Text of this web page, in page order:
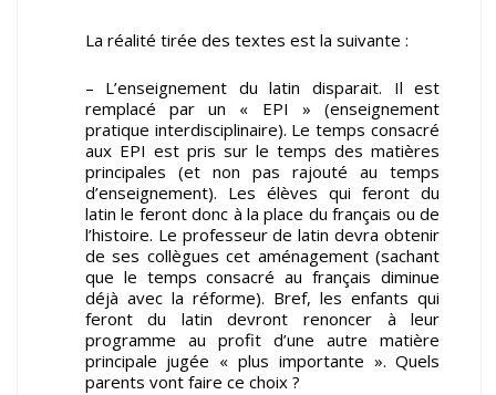
La réalité tirée des textes est la suivante :
– L’enseignement du latin disparait. Il est
remplacé par un « EPI » (enseignement
pratique interdisciplinaire). Le temps consacré
aux EPI est pris sur le temps des matières
principales (et non pas rajouté au temps
d’enseignement). Les élèves qui feront du
latin le feront donc à la place du français ou de
l’histoire. Le professeur de latin devra obtenir
de ses collègues cet aménagement (sachant
que le temps consacré au français diminue
déjà avec la réforme). Bref, les enfants qui
feront du latin devront renoncer à leur
programme au profit d’une autre matière
principale jugée « plus importante ». Quels
parents vont faire ce choix ?